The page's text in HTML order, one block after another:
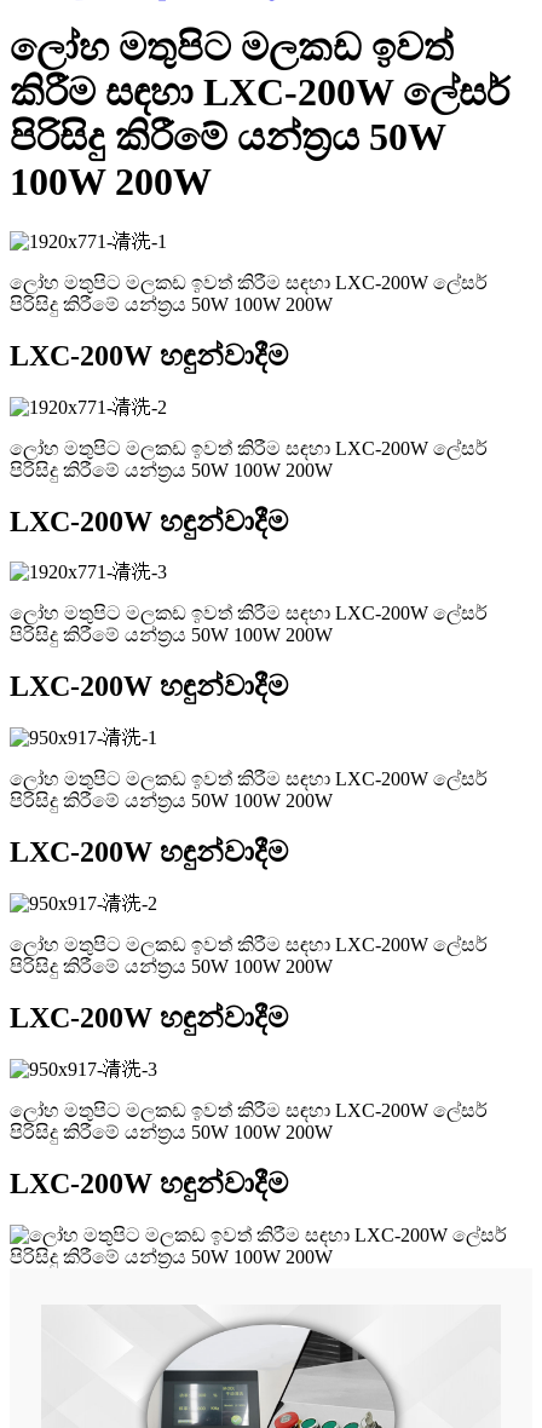
ලෝහ මතුපිට මලකඩ ඉවත්
කිරීම සඳහා LXC-200W ලේසර්
පිරිසිදු කිරීමේ යන්ත්‍රය 50W
100W 200W
ලෝහ මතුපිට මලකඩ ඉවත් කිරීම සඳහා LXC-200W ලේසර්
පිරිසිදු කිරීමේ යන්ත්‍රය 50W 100W 200W
LXC-200W හඳුන්වාදීම
ලෝහ මතුපිට මලකඩ ඉවත් කිරීම සඳහා LXC-200W ලේසර්
පිරිසිදු කිරීමේ යන්ත්‍රය 50W 100W 200W
LXC-200W හඳුන්වාදීම
ලෝහ මතුපිට මලකඩ ඉවත් කිරීම සඳහා LXC-200W ලේසර්
පිරිසිදු කිරීමේ යන්ත්‍රය 50W 100W 200W
LXC-200W හඳුන්වාදීම
ලෝහ මතුපිට මලකඩ ඉවත් කිරීම සඳහා LXC-200W ලේසර්
පිරිසිදු කිරීමේ යන්ත්‍රය 50W 100W 200W
LXC-200W හඳුන්වාදීම
ලෝහ මතුපිට මලකඩ ඉවත් කිරීම සඳහා LXC-200W ලේසර්
පිරිසිදු කිරීමේ යන්ත්‍රය 50W 100W 200W
LXC-200W හඳුන්වාදීම
ලෝහ මතුපිට මලකඩ ඉවත් කිරීම සඳහා LXC-200W ලේසර්
පිරිසිදු කිරීමේ යන්ත්‍රය 50W 100W 200W
LXC-200W හඳුන්වාදීම